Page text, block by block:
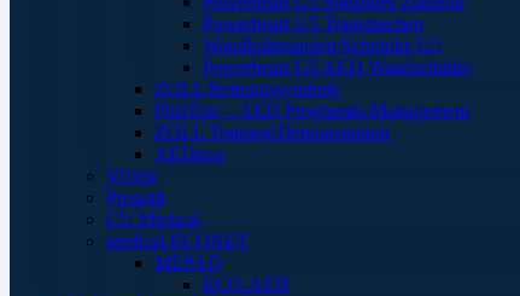
Powerheart G5 Tragetaschen
Wandhalterungen/Schränke G5
Powerheart G5 AED Wandschilder
ZOLL Rettungssymbole
PlusTrac – AED Programm-Management
ZOLL Training/Demonstration
AEDtrax
ViVest
Progetti
CU Medical
medical ECONET
MEPAD
ECO-AED